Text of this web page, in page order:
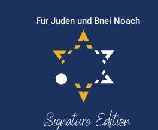
Für Juden und Bnei Noach